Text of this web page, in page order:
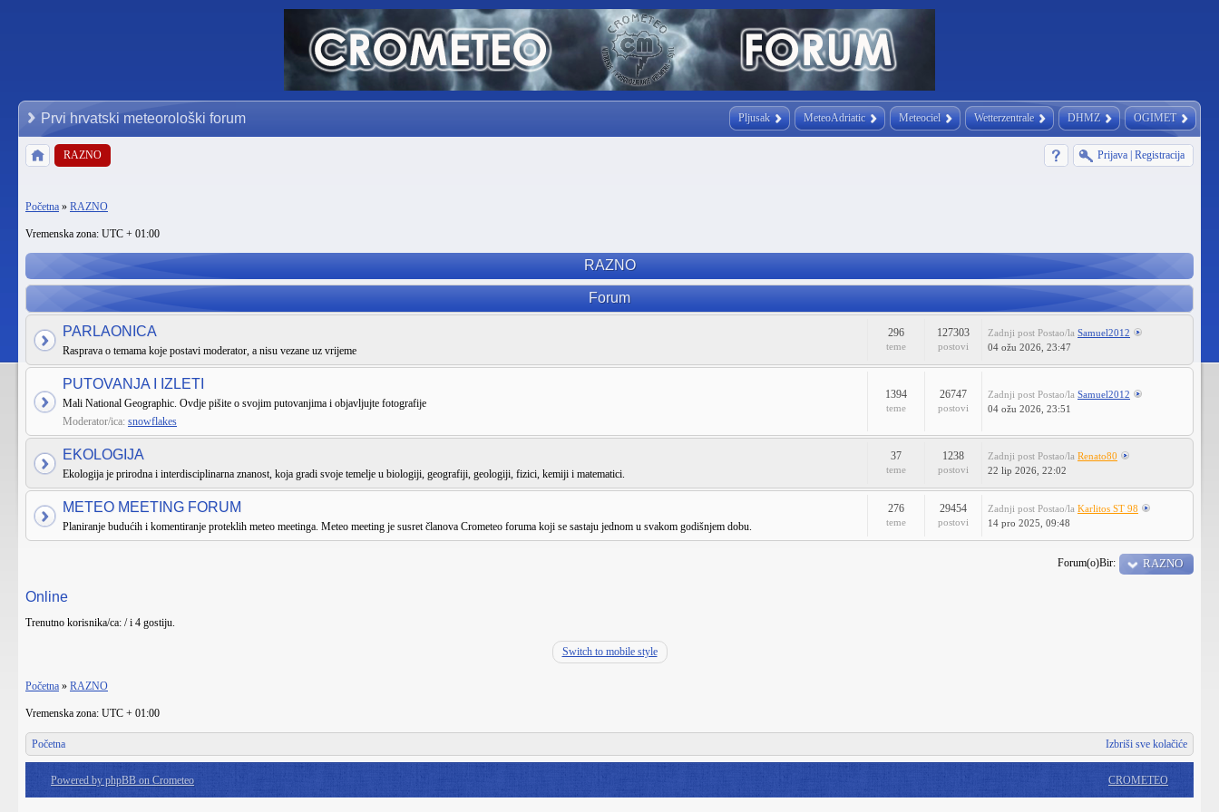
Pljusak MeteoAdriatic Meteociel Wetterzentrale DHMZ OGIMET
Prvi hrvatski meteorološki forum
RAZNO Prijava Registracija
Početna » RAZNO
Vremenska zona: UTC + 01:00
RAZNO
Forum
PARLAONICA
Rasprava o temama koje postavi moderator, a nisu vezane uz vrijeme
296
teme
127303
postovi
Zadnji post Postao/la Samuel2012
04 ožu 2026, 23:47
PUTOVANJA I IZLETI
Mali National Geographic. Ovdje pišite o svojim putovanjima i objavljujte fotografije
Moderator/ica: snowflakes
1394
teme
26747
postovi
Zadnji post Postao/la Samuel2012
04 ožu 2026, 23:51
EKOLOGIJA
Ekologija je prirodna i interdisciplinarna znanost, koja gradi svoje temelje u biologiji, geografiji, geologiji, fizici, kemiji i matematici.
37
teme
1238
postovi
Zadnji post Postao/la Renato80
22 lip 2026, 22:02
METEO MEETING FORUM
Planiranje budućih i komentiranje proteklih meteo meetinga. Meteo meeting je susret članova Crometeo foruma koji se sastaju jednom u svakom godišnjem dobu.
276
teme
29454
postovi
Zadnji post Postao/la Karlitos ST 98
14 pro 2025, 09:48
Forum(o)Bir: RAZNO
Online
Trenutno korisnika/ca: / i 4 gostiju.
Switch to mobile style
Početna » RAZNO
Vremenska zona: UTC + 01:00
Početna Izbriši sve kolačiće
Powered by phpBB on Crometeo CROMETEO